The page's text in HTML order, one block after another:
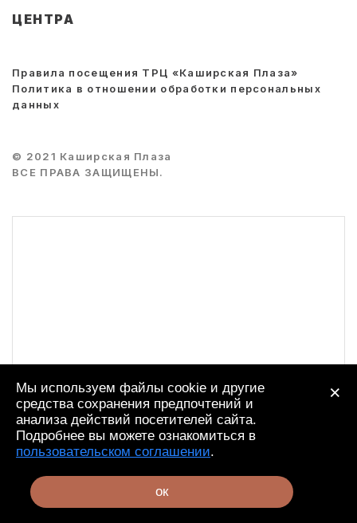
ЦЕНТРА
Правила посещения ТРЦ «Каширская Плаза»
Политика в отношении обработки персональных
данных
© 2021 Каширская Плаза
ВСЕ ПРАВА ЗАЩИЩЕНЫ.